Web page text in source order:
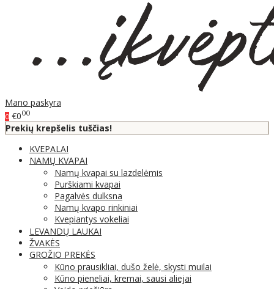
Mano paskyra
0 €000
Prekių krepšelis tuščias!
KVEPALAI
NAMŲ KVAPAI
Namų kvapai su lazdelėmis
Purškiami kvapai
Pagalvės dulksna
Namų kvapo rinkiniai
Kvepiantys vokeliai
LEVANDŲ LAUKAI
ŽVAKĖS
GROŽIO PREKĖS
Kūno prausikliai, dušo želė, skysti muilai
Kūno pieneliai, kremai, sausi aliejai